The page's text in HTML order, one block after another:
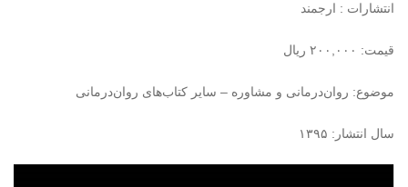
انتشارات : ارجمند
قیمت: ۲۰۰,۰۰۰ ریال
موضوع: روان‌درمانی و مشاوره – سایر کتاب‏‌های روان‌درمانی
سال انتشار: ۱۳۹۵